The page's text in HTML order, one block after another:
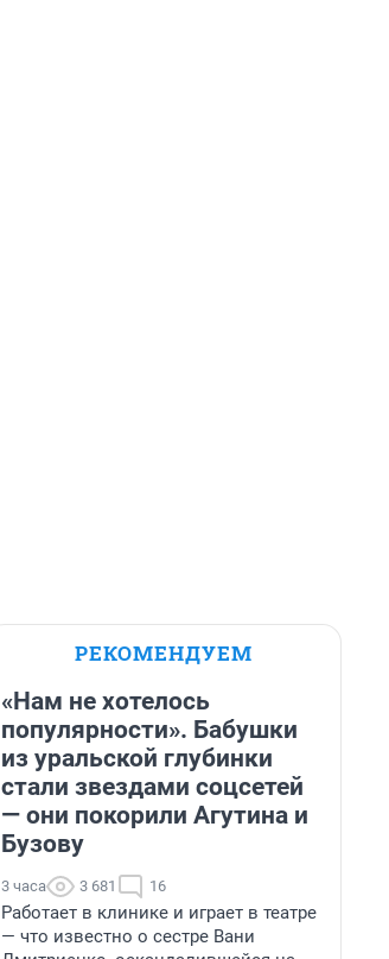
РЕКОМЕНДУЕМ
«Нам не хотелось
популярности». Бабушки
из уральской глубинки
стали звездами соцсетей
— они покорили Агутина и
Бузову
3 часа 3 681 16
Работает в клинике и играет в театре
— что известно о сестре Вани